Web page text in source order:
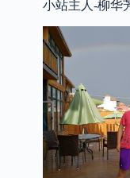
10:20 华为
金属机
16:42 王化转
芋
小站主人-柳华